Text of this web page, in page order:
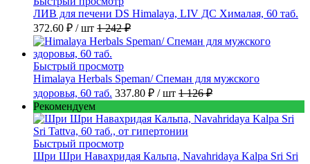
ЛИВ для печени DS Himalaya, LIV ДС Хималая, 60 таб.
372.60 ₽ / шт 1 242 ₽
Быстрый просмотр
Himalaya Herbals Speman/ Спеман для мужского
здоровья, 60 таб. 337.80 ₽ / шт 1 126 ₽
Рекомендуем
Быстрый просмотр
Шри Шри Навахридая Кальпа, Navahridaya Kalpa Sri Sri